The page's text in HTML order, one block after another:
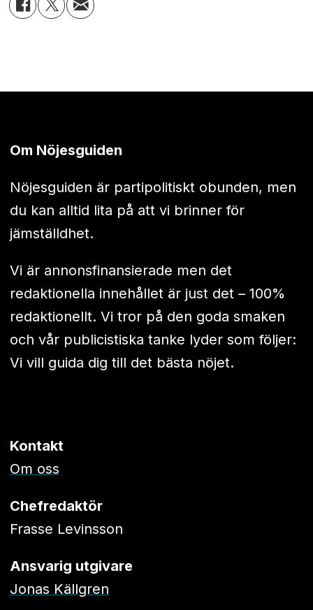
Om Nöjesguiden
Nöjesguiden är partipolitiskt obunden, men
du kan alltid lita på att vi brinner för
jämställdhet.
Vi är annonsfinansierade men det
redaktionella innehållet är just det – 100%
redaktionellt. Vi tror på den goda smaken
och vår publicistiska tanke lyder som följer:
Vi vill guida dig till det bästa nöjet.
Kontakt
Om oss
Chefredaktör
Frasse Levinsson
Ansvarig utgivare
Jonas Källgren